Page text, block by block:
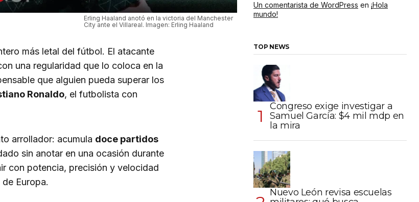
Erling Haaland anotó en la victoria del Manchester
City ante el Villareal. Imagen: Erling Haaland
más letal del fútbol. El atacante
una regularidad que lo coloca en la
que alguien pueda superar los
Ronaldo, el futbolista con
arrollador: acumula doce partidos
sin anotar en una ocasión durante
con potencia, precisión y velocidad
Europa.
Un comentarista de WordPress en ¡Hola
mundo!
TOP NEWS
Congreso exige investigar a
Samuel García: $4 mil mdp en
la mira
Nuevo León revisa escuelas